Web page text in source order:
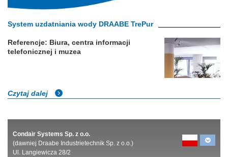
System uzdatniania wody DRAABE TrePur
Referencje: Biura, centra informacji
telefonicznej i muzea
Czytaj dalej
Condair Systems Sp. z o.o.
(dawniej Draabe Industrietechnik Sp. z o.o.)
Ul. Langiewicza 28/2